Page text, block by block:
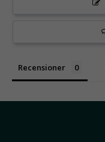
Recensioner